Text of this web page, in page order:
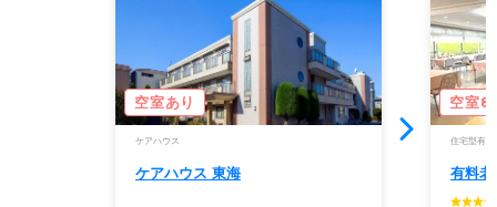
空室あり
ケアハウス
ケアハウス 東海
空室8
住宅型有料
有料